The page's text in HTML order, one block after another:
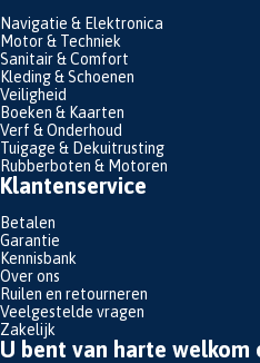
Navigatie & Elektronica
Motor & Techniek
Sanitair & Comfort
Kleding & Schoenen
Veiligheid
Boeken & Kaarten
Verf & Onderhoud
Tuigage & Dekuitrusting
Rubberboten & Motoren
Klantenservice
Betalen
Garantie
Kennisbank
Over ons
Ruilen en retourneren
Veelgestelde vragen
Zakelijk
U bent van harte welkom